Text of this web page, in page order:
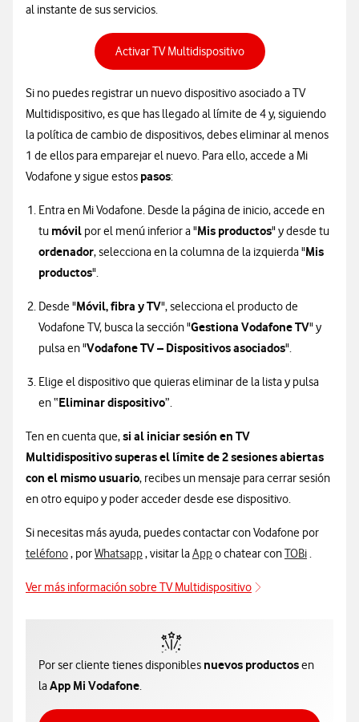
al instante de sus servicios.
Activar TV Multidispositivo
Si no puedes registrar un nuevo dispositivo asociado a TV
Multidispositivo, es que has llegado al límite de 4 y, siguiendo
la política de cambio de dispositivos, debes eliminar al menos
1 de ellos para emparejar el nuevo. Para ello, accede a Mi
Vodafone y sigue estos pasos:
Entra en Mi Vodafone. Desde la página de inicio, accede en
tu móvil por el menú inferior a "Mis productos" y desde tu
ordenador, selecciona en la columna de la izquierda "Mis
productos".
Desde "Móvil, fibra y TV", selecciona el producto de
Vodafone TV, busca la sección "Gestiona Vodafone TV" y
pulsa en "Vodafone TV – Dispositivos asociados".
Elige el dispositivo que quieras eliminar de la lista y pulsa
en “Eliminar dispositivo”.
Ten en cuenta que,si al iniciar sesión en TV
Multidispositivo superas el límite de 2 sesiones abiertas
con el mismo usuario, recibes un mensaje para cerrar sesión
en otro equipo y poder acceder desde ese dispositivo.
Si necesitas más ayuda, puedes contactar con Vodafone por
teléfonoinformación sobre contacto por teléfono
, porWhatsappinformación sobre contacto por whatsapp
, visitar laAppinformación sobre contacto
o chatear conTOBi.
Ver más información sobre TV Multidispositivo
Por ser cliente tienes disponibles nuevos productosen
laApp Mi Vodafone.